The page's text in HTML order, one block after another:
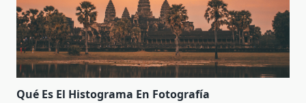
Qué Es El Histograma En Fotografía